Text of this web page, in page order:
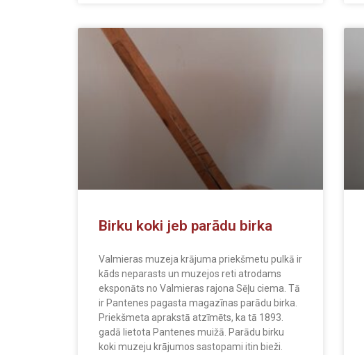
Birku koki jeb parādu birka
Valmieras muzeja krājuma priekšmetu pulkā ir
kāds neparasts un muzejos reti atrodams
eksponāts no Valmieras rajona Sēļu ciema. Tā
ir Pantenes pagasta magazīnas parādu birka.
Priekšmeta aprakstā atzīmēts, ka tā 1893.
gadā lietota Pantenes muižā. Parādu birku
koki muzeju krājumos sastopami itin bieži.